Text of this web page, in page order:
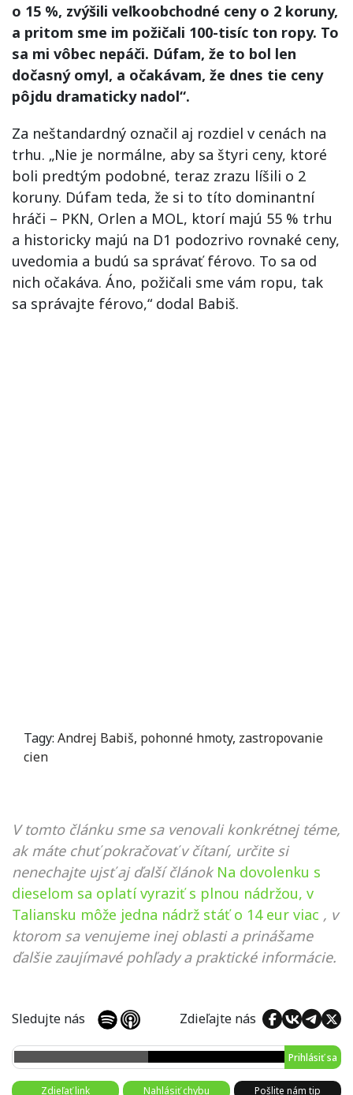
o 15 %, zvýšili veľkoobchodné ceny o 2 koruny,
a pritom sme im požičali 100-tisíc ton ropy. To
sa mi vôbec nepáči. Dúfam, že to bol len
dočasný omyl, a očakávam, že dnes tie ceny
pôjdu dramaticky nadol“.
Za neštandardný označil aj rozdiel v cenách na
trhu. „Nie je normálne, aby sa štyri ceny, ktoré
boli predtým podobné, teraz zrazu líšili o 2
koruny. Dúfam teda, že si to títo dominantní
hráči – PKN, Orlen a MOL, ktorí majú 55 % trhu
a historicky majú na D1 podozrivo rovnaké ceny,
uvedomia a budú sa správať férovo. To sa od
nich očakáva. Áno, požičali sme vám ropu, tak
sa správajte férovo,“ dodal Babiš.
Tagy: Andrej Babiš, pohonné hmoty, zastropovanie
cien
V tomto článku sme sa venovali konkrétnej téme,
ak máte chuť pokračovať v čítaní, určite si
nenechajte ujsť aj ďalší článok Na dovolenku s
dieselom sa oplatí vyraziť s plnou nádržou, v
Taliansku môže jedna nádrž stáť o 14 eur viac , v
ktorom sa venujeme inej oblasti a prinášame
ďalšie zaujímavé pohľady a praktické informácie.
Sledujte nás Zdieľajte nás
Prihlásiť sa
Zdieľať link Nahlásiť chybu Pošlite nám tip